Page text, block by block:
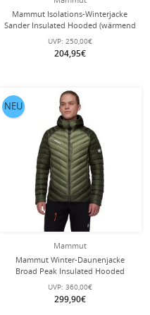
Mammut Isolations-Winterjacke
Sander Insulated Hooded (wärmend
dank Kunstfaserfüllung) schwarz
Herren
UVP: 250,00€
204,95€
Mammut
Mammut Winter-Daunenjacke
Broad Peak Insulated Hooded
(wärmend dank Daunenfüllung)
2025 grün Herren
UVP: 360,00€
299,90€
NEU